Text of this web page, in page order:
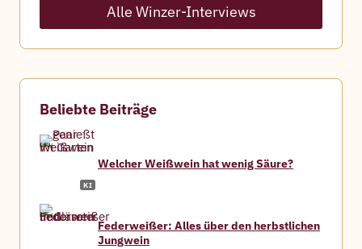
e
W
e
Alle Winzer-Interviews
Beliebte Beiträge
Welcher Weißwein hat wenig Säure?
Federweißer: Alles über den herbstlichen
Jungwein